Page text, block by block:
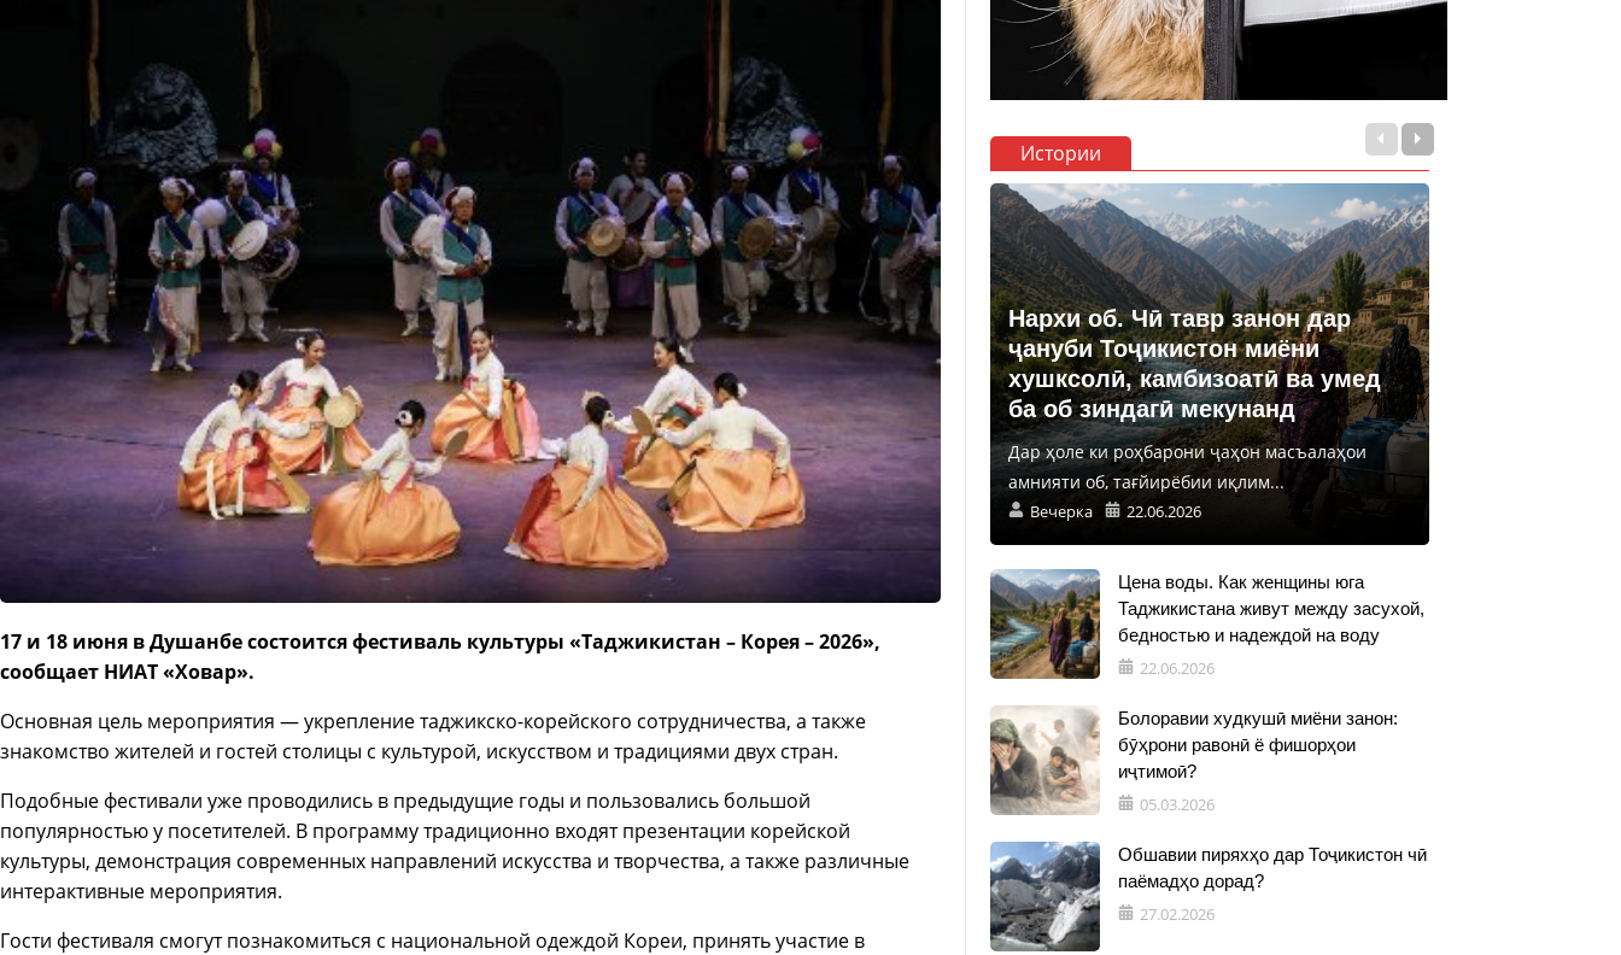
17 и 18 июня в Душанбе состоится фестиваль культуры «Таджикистан – Корея – 2026»,
сообщает НИАТ «Ховар».
Основная цель мероприятия — укрепление таджикско-корейского сотрудничества, а также
знакомство жителей и гостей столицы с культурой, искусством и традициями двух стран.
Подобные фестивали уже проводились в предыдущие годы и пользовались большой
популярностью у посетителей. В программу традиционно входят презентации корейской
культуры, демонстрация современных направлений искусства и творчества, а также различные
интерактивные мероприятия.
Гости фестиваля смогут познакомиться с национальной одеждой Кореи, принять участие в
Истории
Нархи об. Чӣ тавр занон дар
ҷануби Тоҷикистон миёни
хушксолӣ, камбизоатӣ ва умед
ба об зиндагӣ мекунанд
Дар ҳоле ки роҳбарони ҷаҳон масъалаҳои
амнияти об, тағйирёбии иқлим...
Вечерка 22.06.2026
Цена воды. Как женщины юга
Таджикистана живут между засухой,
бедностью и надеждой на воду
22.06.2026
Болоравии худкушӣ миёни занон:
бӯҳрони равонӣ ё фишорҳои
иҷтимоӣ?
05.03.2026
Обшавии пиряхҳо дар Тоҷикистон чӣ
паёмадҳо дорад?
27.02.2026